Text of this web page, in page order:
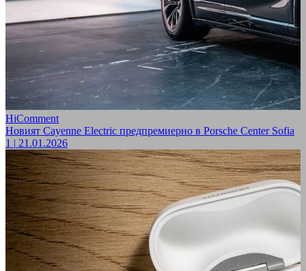
HiComment
Новият Cayenne Electric предпремиерно в Porsche Center Sofia
1 | 21.01.2026